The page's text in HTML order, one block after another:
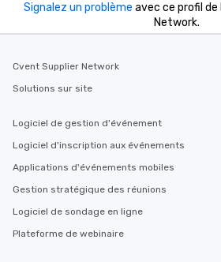
Signalez un problème avec ce profil de
Network.
Cvent Supplier Network
Solutions sur site
Logiciel de gestion d'événement
Logiciel d'inscription aux événements
Applications d'événements mobiles
Gestion stratégique des réunions
Logiciel de sondage en ligne
Plateforme de webinaire